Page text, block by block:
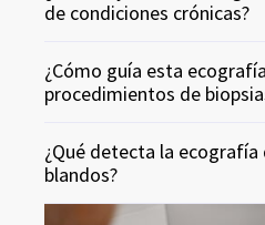
de condiciones crónicas?
¿Cómo guía esta
procedimientos de
¿Qué detecta la
blandos?